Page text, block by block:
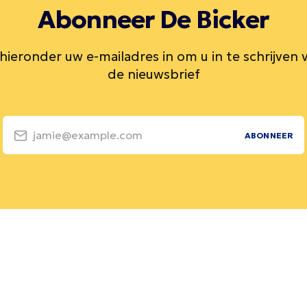
Abonneer De Bicker
uw e-mailadres in om u in te schrijven
de nieuwsbrief
jamie@example.com ABONNEER